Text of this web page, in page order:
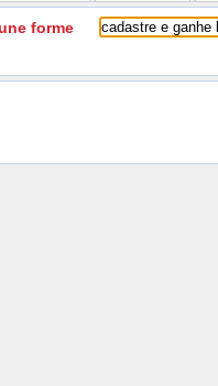
forme